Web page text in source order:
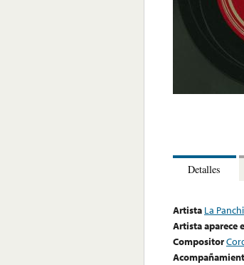
Detalles
Artista La
Artista aparece
Compositor